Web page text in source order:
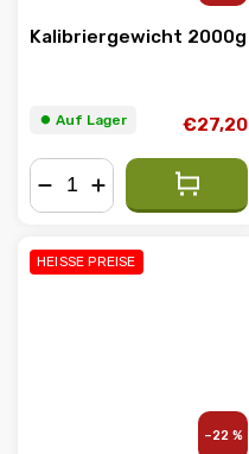
Kalibriergewicht 2000g
⏺︎ Auf Lager €27,20
HEISSE PREISE
–22 %